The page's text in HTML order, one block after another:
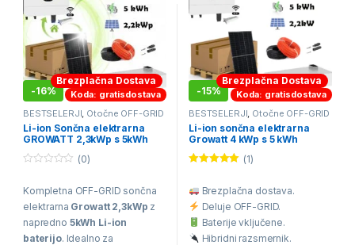
-16%
Brezplačna Dostava
Koda: gratisdostava
BESTSELERJI, Otočne OFF-GRID
Solarne Elektrarne VIKEND
solarni kompleti
Li-ion Sončna elektrarna
GROWATT 2,3kWp s 5kWh
AXE) – Idealno za
u
o
f
5
(0)
Kompletna OFF-GRID sončna
elektrarna Growatt 2,3kWp z
napredno 5kWh Li-ion
baterijo. Idealno za
-15%
Brezplačna Dostava
Koda: gratisdostava
BESTSELERJI, Otočne OFF-GRID
Solarne Elektrarne VIKEND
solarni kompleti
Li-ion sončna elektrarna
Growatt 4 kWp s 5 kWh
grid solarna rešitev
(1)
Brezplačna dostava.
Deluje OFF-GRID.
Baterije vključene.
Hibridni razsmernik.